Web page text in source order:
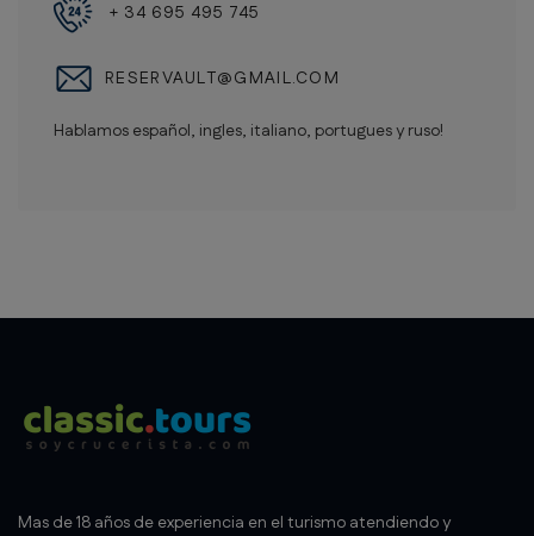
+ 34 695 495 745
RESERVAULT@GMAIL.COM
Hablamos español, ingles, italiano, portugues y ruso!
Mas de 18 años de experiencia en el turismo atendiendo y